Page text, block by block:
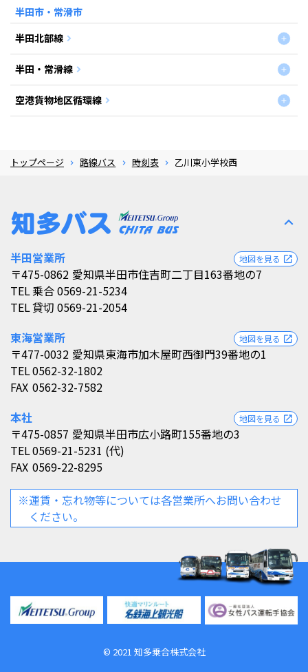
半田市・常滑市
半田北部線
半田・常滑線
空港貨物地区循環線
トップページ 路線バス 時刻表 乙川東小学校西
expand_less
半田営業所
〒475-0862 愛知県半田市住吉町二丁目163番地の7
地図を見る open_in_new
TEL乗合 0569-21-5234
TEL貸切 0569-21-2054
東海営業所
〒477-0032 愛知県東海市加木屋町西御門39番地の1
地図を見る open_in_new
TEL0562-32-1802
FAX 0562-32-7582
本社
〒475-0857 愛知県半田市広小路町155番地の3
地図を見る open_in_new
TEL0569-21-5231 (代)
FAX 0569-22-8295
※運賃・忘れ物等については各営業所へお問い合わせ
ください。
©︎ 2021 知多乗合株式会社